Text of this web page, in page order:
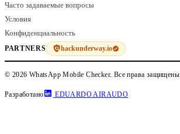
Часто задаваемые вопросы
Условия
Конфиденциальность
PARTNERS hackunderway.io
© 2026 WhatsApp Mobile Checker. Все права защищены.
Разработано EDUARDO AIRAUDO